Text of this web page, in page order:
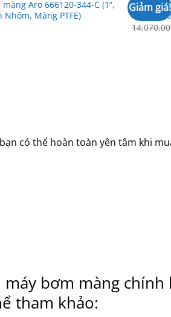
màng Aro 666120-344-C (1”,
Nhôm, Màng PTFE)
Giảm giá!
Bơm
Thân
có thể hoàn toàn yên tâm khi
bơm màng
tham khảo: